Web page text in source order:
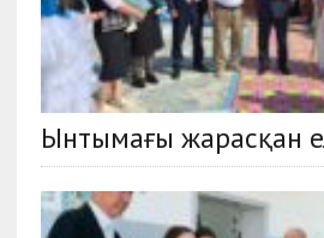
Ынтымағы жарасқан